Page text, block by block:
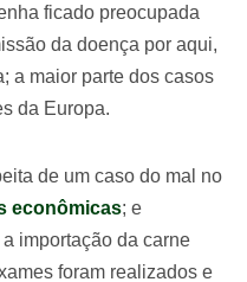
ficado preocupada
da doença por aqui,
a maior parte dos casos
da Europa.
de um caso do mal no
econômicas; e
importação da carne
foram realizados e